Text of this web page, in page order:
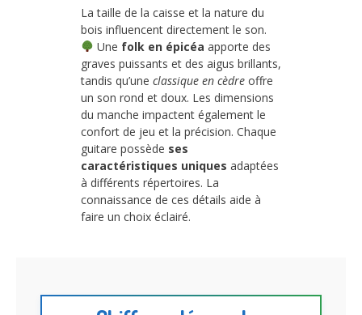
La taille de la caisse et la nature du
bois influencent directement le son.
Une folk en épicéa apporte des
graves puissants et des aigus brillants,
tandis qu’une classique en cèdre offre
un son rond et doux. Les dimensions
du manche impactent également le
confort de jeu et la précision. Chaque
guitare possède ses
caractéristiques uniques adaptées
à différents répertoires. La
connaissance de ces détails aide à
faire un choix éclairé.